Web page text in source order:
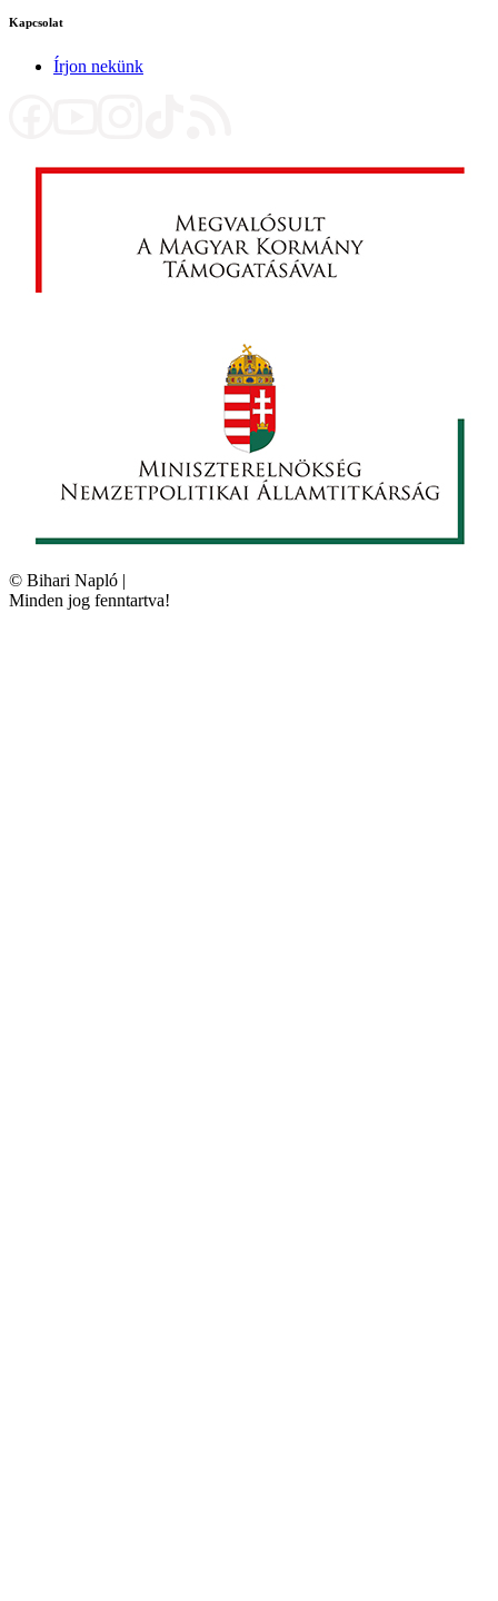
Kapcsolat
Írjon nekünk
© Bihari Napló |
Minden jog fenntartva!